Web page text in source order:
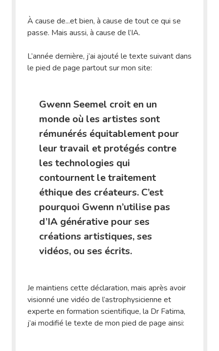
À cause de...et bien, à cause de tout ce qui se
passe. Mais aussi, à cause de l’IA.
L’année dernière, j’ai ajouté le texte suivant dans
le pied de page partout sur mon site:
Gwenn Seemel croit en un
monde où les artistes sont
rémunérés équitablement pour
leur travail et protégés contre
les technologies qui
contournent le traitement
éthique des créateurs. C’est
pourquoi Gwenn n’utilise pas
d’IA générative pour ses
créations artistiques, ses
vidéos, ou ses écrits.
Je maintiens cette déclaration, mais après avoir
visionné une vidéo de l’astrophysicienne et
experte en formation scientifique, la Dr Fatima,
j’ai modifié le texte de mon pied de page ainsi: